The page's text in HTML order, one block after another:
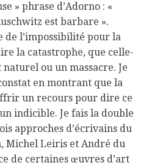
» phrase d’Adorno : «
est barbare ».
l’impossibilité pour la
la catastrophe, que celle-
ou un massacre. Je
en montrant que la
un recours pour dire ce
indicible. Je fais la double
approches d’écrivains du
Michel Leiris et André du
de certaines œuvres d’art